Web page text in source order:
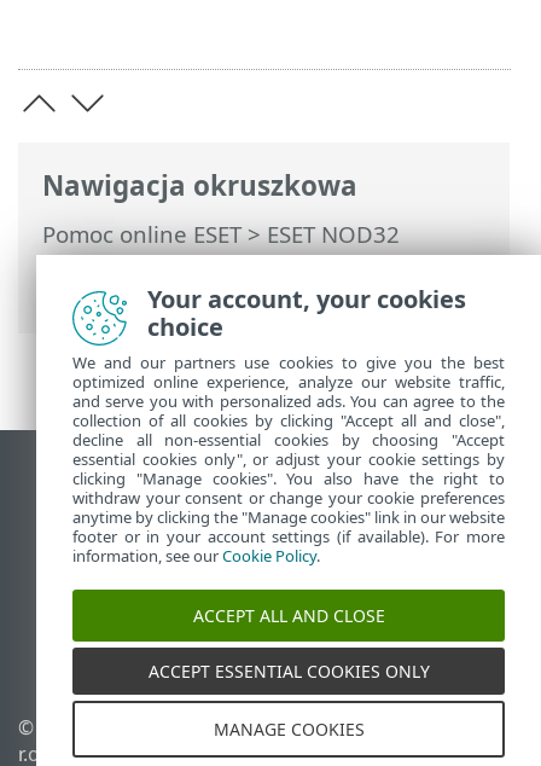
Nawigacja okruszkowa
Pomoc online ESET>ESET NOD32
Antivirus>Informacje wstępne>
Aktualizacje
Wyświetl witrynę internetową dla
komputerów
End of Life
Baza wiedzy ESET
Forum ESET
ESET Status Portal
Pomoc regionalna
© 1992 - 2026 ESET, spol. s
r.o. – Wszelkie prawa
Zarządzaj plikami cookie
Polityka dotycząca plików
Your account, your cookies
choice
We and our partners use cookies to give you the best
optimized online experience, analyze our website traffic,
and serve you with personalized ads. You can agree to the
collection of all cookies by clicking "Accept all and close",
decline all non-essential cookies by choosing "Accept
essential cookies only", or adjust your cookie settings by
clicking "Manage cookies". You also have the right to
withdraw your consent or change your cookie preferences
anytime by clicking the "Manage cookies" link in our website
footer or in your account settings (if available). For more
information, see ourCookie Policy.
ACCEPT ALL AND CLOSE
ACCEPT ESSENTIAL COOKIES ONLY
MANAGE COOKIES